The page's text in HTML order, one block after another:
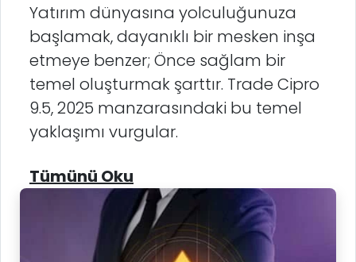
Yatırım dünyasına yolculuğunuza
başlamak, dayanıklı bir mesken inşa
etmeye benzer; Önce sağlam bir
temel oluşturmak şarttır. Trade Cipro
9.5, 2025 manzarasındaki bu temel
yaklaşımı vurgular.
Tümünü Oku